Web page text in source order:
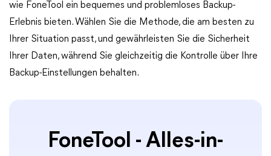
wie FoneTool ein bequemes und problemloses Backup-
Erlebnis bieten. Wählen Sie die Methode, die am besten zu
Ihrer Situation passt, und gewährleisten Sie die Sicherheit
Ihrer Daten, während Sie gleichzeitig die Kontrolle über Ihre
Backup-Einstellungen behalten.
FoneTool - Alles-in-